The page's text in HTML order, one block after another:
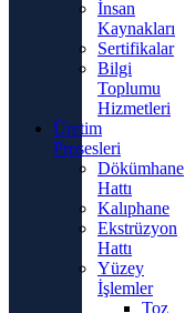
İnsan
Kaynakları
Sertifikalar
Bilgi
Toplumu
Hizmetleri
Üretim
Prosesleri
Dökümhane
Hattı
Kalıphane
Ekstrüzyon
Hattı
Yüzey
İşlemler
Toz